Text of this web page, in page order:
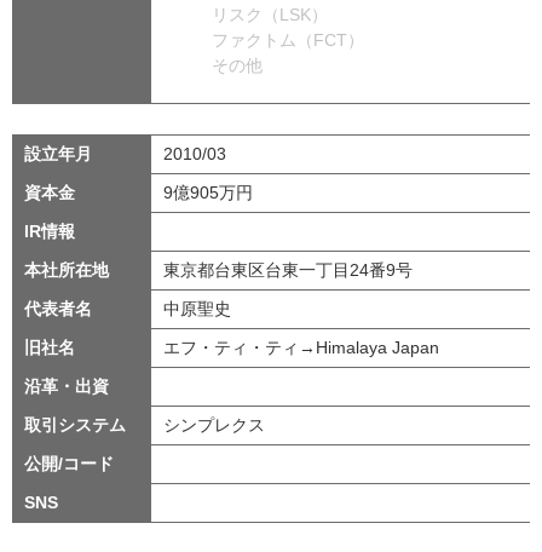
リスク（LSK）
ファクトム（FCT）
その他
設立年月
2010/03
資本金
9億905万円
IR情報
本社所在地
東京都台東区台東一丁目24番9号
代表者名
中原聖史
旧社名
エフ・ティ・ティ→Himalaya Japan
沿革・出資
取引システム
シンプレクス
公開/コード
SNS